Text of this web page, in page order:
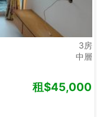
3房
中層
租$45,000